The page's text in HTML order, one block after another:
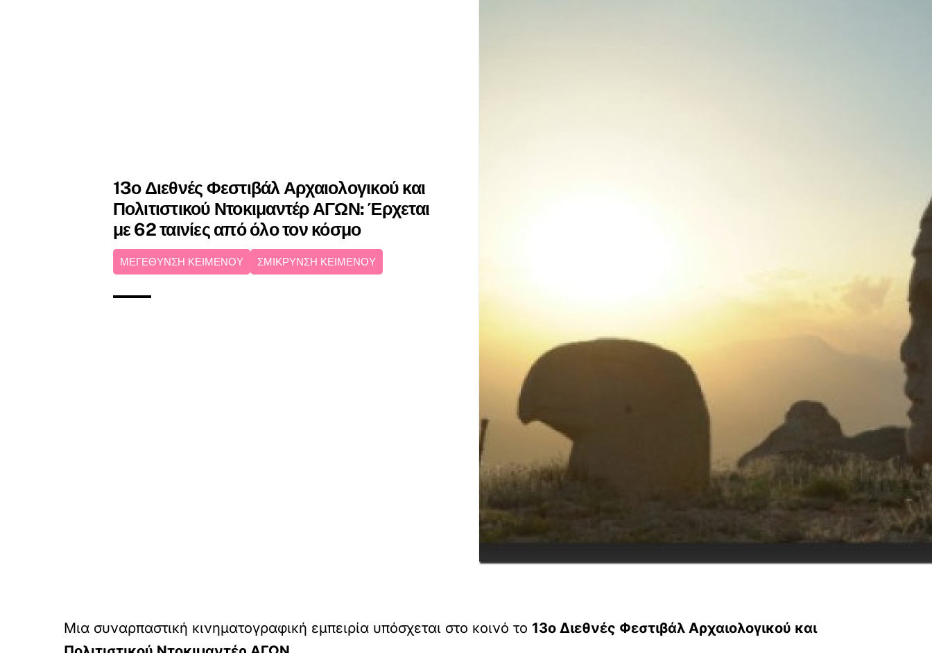
13ο Διεθνές Φεστιβάλ Αρχαιολογικού και
Πολιτιστικού Ντοκιμαντέρ ΑΓΩΝ: Έρχεται
με 62 ταινίες από όλο τον κόσμο
ΜΕΓΕΘΥΝΣΗ ΚΕΙΜΕΝΟΥ ΣΜΙΚΡΥΝΣΗ ΚΕΙΜΕΝΟΥ
Μια συναρπαστική κινηματογραφική εμπειρία υπόσχεται στο κοινό το 13ο Διεθνές Φεστιβάλ Αρχαιολογικού και